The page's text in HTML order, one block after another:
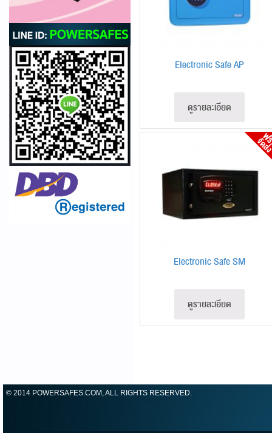
Electronic Safe AP
ดูรายละเอียด
Electronic Safe SM
ดูรายละเอียด
© 2014 POWERSAFES.COM, ALL RIGHTS RESERVED.